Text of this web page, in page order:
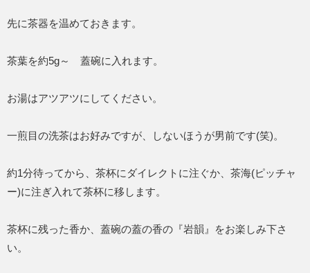
先に茶器を温めておきます。
茶葉を約5g～ 蓋碗に入れます。
お湯はアツアツにしてください。
一煎目の洗茶はお好みですが、しないほうが男前です(笑)。
約1分待ってから、茶杯にダイレクトに注ぐか、茶海(ピッチャ
ー)に注ぎ入れて茶杯に移します。
茶杯に残った香か、蓋碗の蓋の香の『岩韻』をお楽しみ下さ
い。